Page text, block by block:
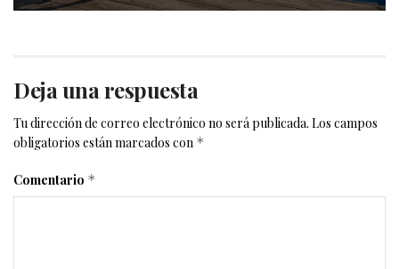
Deja una respuesta
Tu dirección de correo electrónico no será publicada. Los campos
obligatorios están marcados con *
Comentario *